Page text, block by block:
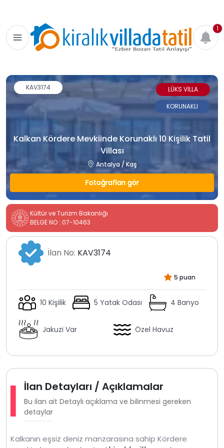
1
Kalkan Kördere Mevkiinde Korunaklı 10 Kişilik Tatil
Villası
Antalya / Kaş
Fotoğrafları gör
KAV3174
LÜKS VİLLA
KORUNAKLI
Kültür ve Turizm Bakanlığı
BELGE NO : 07-10463
İlan No: KAV3174
5 puan
10 Kişilik 5 Yatak Odası 4 Banyo
Jakuzi Var Özel Havuz
İlan Detayları / Açıklamalar
Bu ilan ait Detaylı açıklama ve bilinmesi gereken
detaylar
Kalkanın eşsiz deniz manzarasına sahip Kördere